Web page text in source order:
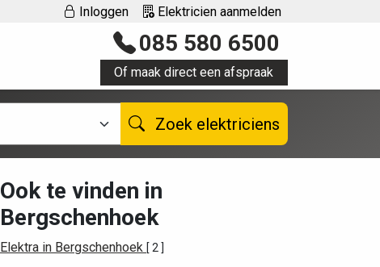
Inloggen Elektricien aanmelden
085 580 6500
Of maak direct een afspraak
Zoek elektriciens
Ook te vinden in
Bergschenhoek
Elektra in Bergschenhoek [ 2 ]